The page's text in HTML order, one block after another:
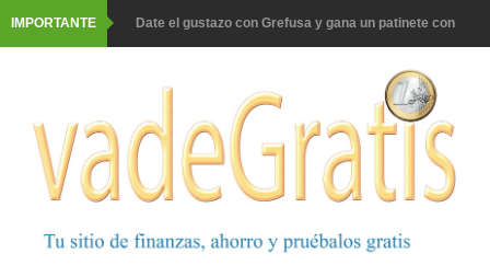
IMPORTANTE Date el gustazo con Grefusa y gana un patinete con
Barbadillo te da la opción de ganar increíbles premios
Prueba gratis hohes C Vitamin C-irup
Prueba gratis Maison Perrier France
Gana premios Pokémon con Kellogg's